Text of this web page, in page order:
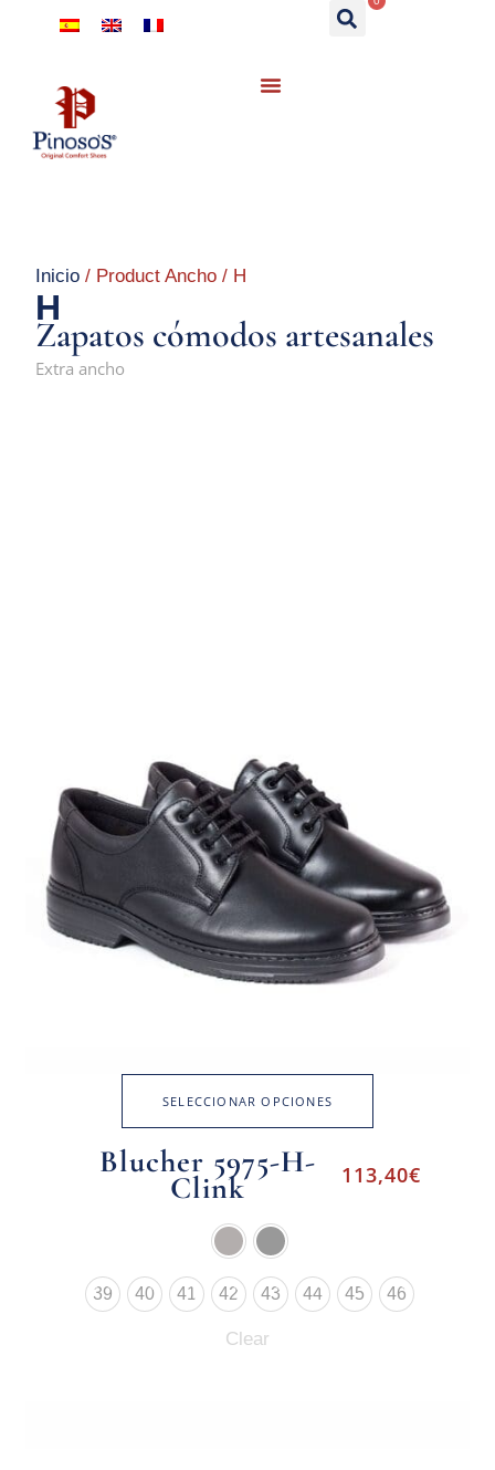
Inicio / Product Ancho / H
H
Zapatos cómodos artesanales
Extra ancho
SELECCIONAR OPCIONES
Blucher 5975-H-
Clink 113,40€
39 40 41 42 43 44 45 46
Clear